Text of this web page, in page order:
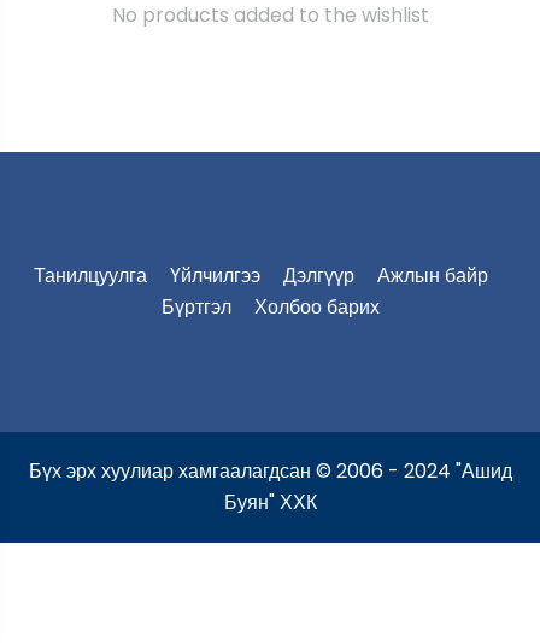
No products added to the wishlist
Танилцуулга Үйлчилгээ Дэлгүүр
Ажлын байр
Бүртгэл
Холбоо барих
Бүх эрх хуулиар хамгаалагдсан © 2006 - 2024 "Ашид
Буян" ХХК